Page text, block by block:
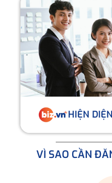
HIỆN
VÌ SAO CẦN